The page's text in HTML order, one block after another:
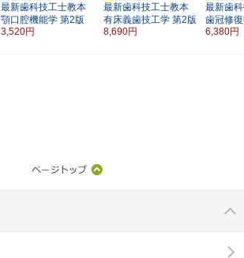
最新歯科技工士教本
顎口腔機能学 第2版
3,520円
最新歯科技工士教本
有床義歯技工学 第2版
8,690円
最新歯
歯冠修
6,380円